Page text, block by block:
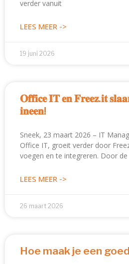
verder vanuit
LEES MEER ->
19 juni 2026
𝐎𝐟𝐟𝐢𝐜𝐞 𝐈𝐓 𝐞𝐧 𝐅𝐫𝐞𝐞𝐳.𝐢𝐭
𝐢𝐧𝐞𝐞𝐧!
Sneek, 23 maart 2026 – IT
Office IT, groeit verder door
voegen en te integreren. Door de
LEES MEER ->
26 maart 2026
Hoe maak je een